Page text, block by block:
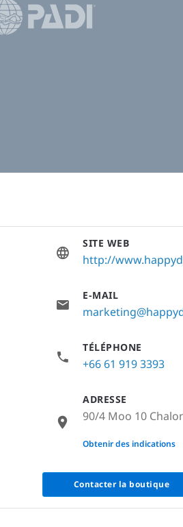
SITE WEB
http://
E-MAIL
TÉLÉPHONE
+66 61 919 3393
ADRESSE
90/4 Moo 10
None
Obtenir des indications
Contacter la boutique